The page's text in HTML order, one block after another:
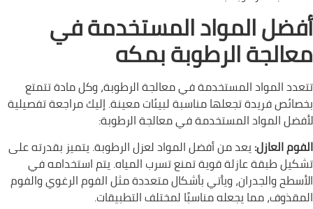
أفضل المواد المستخدمة في
معالجة الرطوبة بمكه
تتعدد المواد المستخدمة في معالجة الرطوبة، وكل مادة تتمتع
بخصائص فريدة تجعلها مناسبة لبيئات معينة. إليك مراجعة تفصيلية
لأفضل المواد المستخدمة في معالجة الرطوبة:
الفوم العازل:يعد من أفضل المواد لعزل الرطوبة. يتميز بقدرته على
تشكيل طبقة عازلة قوية تمنع تسرب المياه. يتم استخدامه في
الأسطح والجدران، ويأتي بأشكال متعددة مثل الفوم الرغوي والفوم
المقذوف، مما يجعله مناسبًا لمختلف التطبيقات.